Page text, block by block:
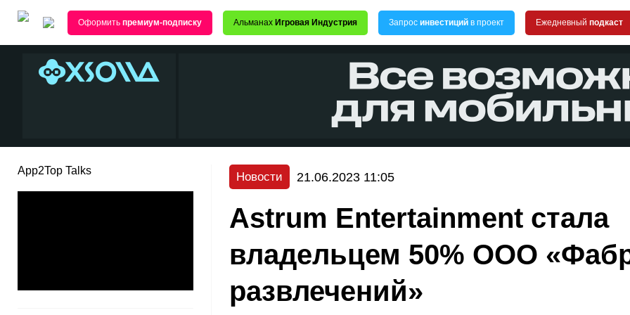
Оформить премиум-подписку Альманах Игровая Индустрия Запрос инвестиций в проект Ежедневный подкаст
App2Top Talks Новости 21.06.2023 11:05
Astrum Entertainment стала
владельцем 50% ООО
развлечений»